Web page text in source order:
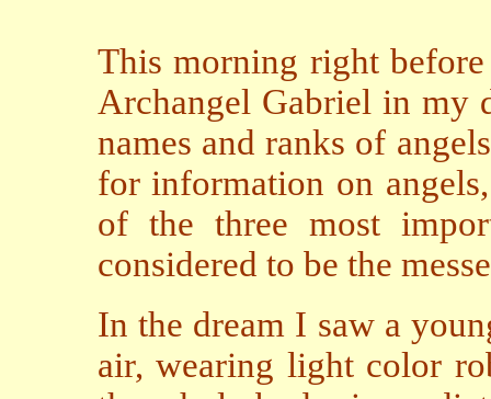
This morning right
Archangel Gabriel in my
names and ranks of
for information on
of the three most
considered to be the
In the dream I saw a
air, wearing light color